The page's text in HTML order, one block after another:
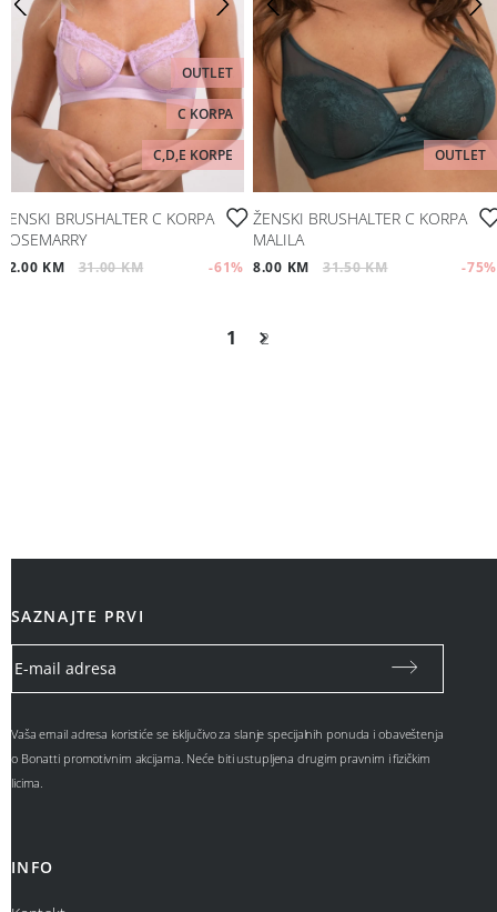
OUTLET
C KORPA
C,D,E KORPE
ŽENSKI BRUSHALTER C KORPA
ROSEMARRY
12.00 KM 31.00 KM -61%
OUTLET
ŽENSKI BRUSHALTER C KORPA
MALILA
8.00 KM 31.50 KM -75%
1 2
SAZNAJTE PRVI
Vaša email adresa koristiće se isključivo za slanje specijalnih ponuda i obaveštenja
o Bonatti promotivnim akcijama. Neće biti ustupljena drugim pravnim i fizičkim
licima.
INFO